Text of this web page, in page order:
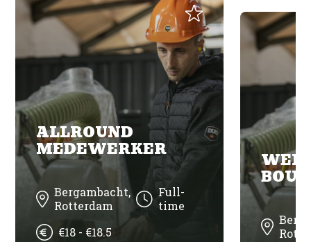
ALLROUND
MEDEWERKER
Bergambacht,
Rotterdam
Full-
time
€18 - €18.5